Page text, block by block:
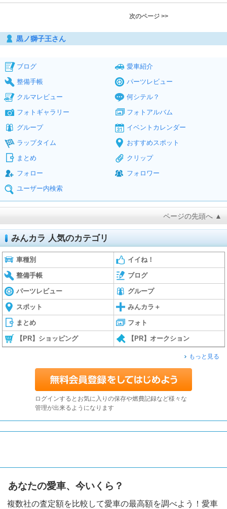
次のページ >>
黒ノ獅子王さん
ブログ
愛車紹介
整備手帳
パーツレビュー
クルマレビュー
何シテル？
フォトギャラリー
フォトアルバム
グループ
イベントカレンダー
ラップタイム
おすすめスポット
まとめ
クリップ
フォロー
フォロワー
ユーザー内検索
ページの先頭へ ▲
みんカラ 人気のカテゴリ
車種別 イイね！
整備手帳 ブログ
パーツレビュー グループ
スポット みんカラ＋
まとめ フォト
【PR】ショッピング 【PR】オークション
もっと見る
ログインするとお気に入りの保存や燃費記録など様々な
管理が出来るようになります
あなたの愛車、今いくら？
複数社の査定額を比較して愛車の最高額を調べよう！愛車